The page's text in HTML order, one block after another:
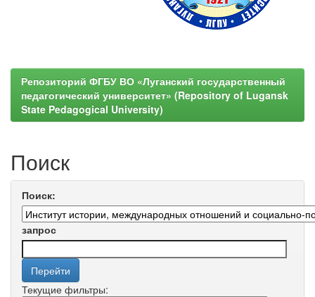
Репозиторий ФГБУ ВО «Луганский государственный
педагогический университет» (Repository of Lugansk
State Pedagogical University)
Поиск
Поиск:
запрос
Текущие фильтры: